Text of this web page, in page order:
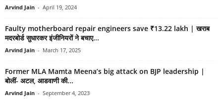
Arvind Jain - April 19, 2024
Faulty motherboard repair engineers save ₹13.22 lakh | खराब
मदरबोर्ड सुधारकर इंजीनियरों ने बचाए...
Arvind Jain - March 17, 2025
Former MLA Mamta Meena’s big attack on BJP leadership |
बोलीं- अटल, आडवाणी की...
Arvind Jain - September 4, 2023